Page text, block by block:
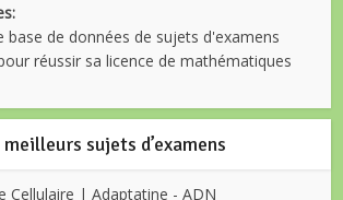
base de données de sujets d'examens
réussir sa licence de mathématiques
meilleurs sujets d’examens
Cellulaire | Adaptatine - ADN